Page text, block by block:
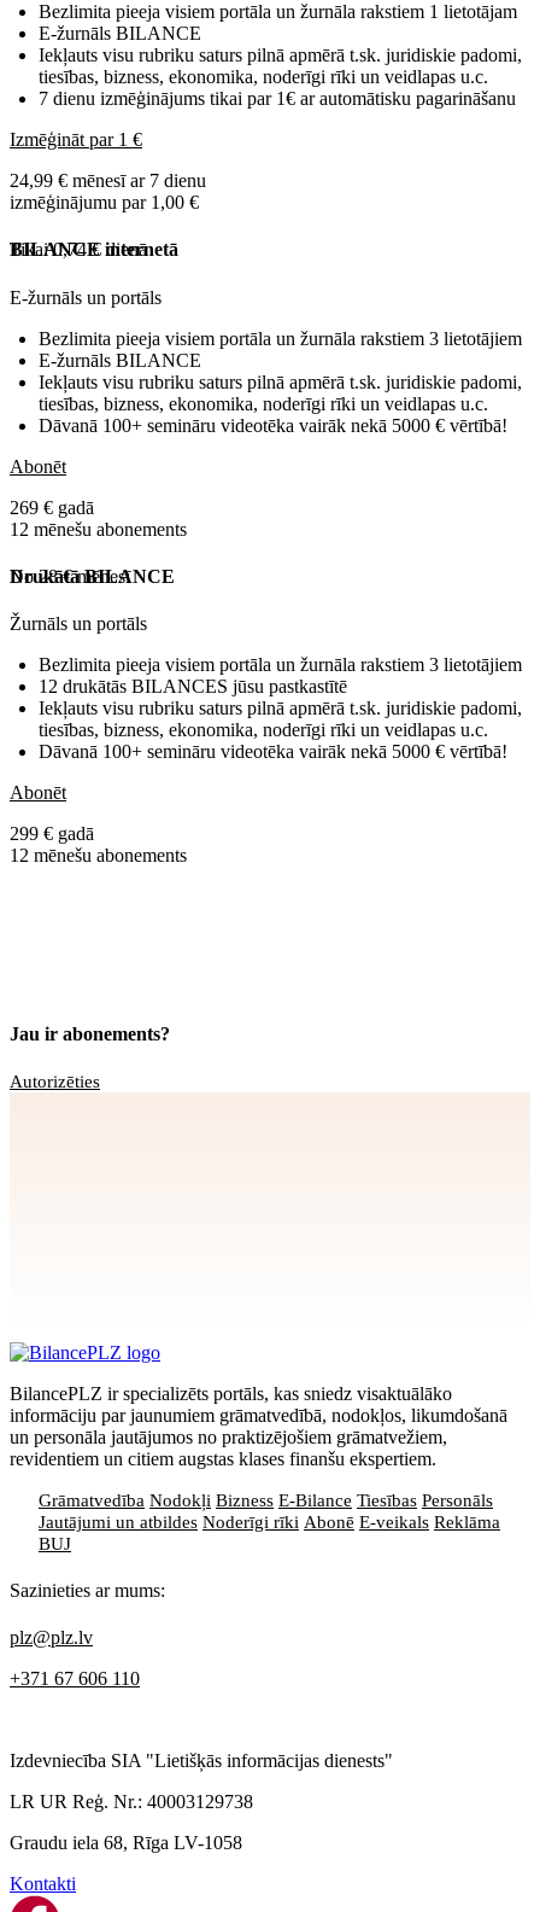
Bezlimita pieeja visiem portāla un žurnāla rakstiem 1 lietotājam
E-žurnāls BILANCE
Iekļauts visu rubriku saturs pilnā apmērā t.sk. juridiskie padomi,
tiesības, bizness, ekonomika, noderīgi rīki un veidlapas u.c.
7 dienu izmēģinājums tikai par 1€ ar automātisku pagarināšanu
Izmēģināt par 1 €
24,99 € mēnesī ar 7 dienu
izmēģinājumu par 1,00 €
Tikai 0,74 € dienā
BILANCE internetā
E-žurnāls un portāls
Bezlimita pieeja visiem portāla un žurnāla rakstiem 3 lietotājiem
E-žurnāls BILANCE
Iekļauts visu rubriku saturs pilnā apmērā t.sk. juridiskie padomi,
tiesības, bizness, ekonomika, noderīgi rīki un veidlapas u.c.
Dāvanā 100+ semināru videotēka vairāk nekā 5000 € vērtībā!
Abonēt
269 € gadā
12 mēnešu abonements
No 28 € mēnesī
Drukātā BILANCE
Žurnāls un portāls
Bezlimita pieeja visiem portāla un žurnāla rakstiem 3 lietotājiem
12 drukātās BILANCES jūsu pastkastītē
Iekļauts visu rubriku saturs pilnā apmērā t.sk. juridiskie padomi,
tiesības, bizness, ekonomika, noderīgi rīki un veidlapas u.c.
Dāvanā 100+ semināru videotēka vairāk nekā 5000 € vērtībā!
Abonēt
299 € gadā
12 mēnešu abonements
Jau ir abonements?
Autorizēties
BilancePLZ ir specializēts portāls, kas sniedz visaktuālāko
informāciju par jaunumiem grāmatvedībā, nodokļos, likumdošanā
un personāla jautājumos no praktizējošiem grāmatvežiem,
revidentiem un citiem augstas klases finanšu ekspertiem.
Grāmatvedība Nodokļi Bizness E-Bilance Tiesības Personāls
Jautājumi un atbildes Noderīgi rīki Abonē E-veikals Reklāma
BUJ
Sazinieties ar mums:
plz@plz.lv
+371 67 606 110
Izdevniecība SIA "Lietišķās informācijas dienests"
LR UR Reģ. Nr.: 40003129738
Graudu iela 68, Rīga LV-1058
Kontakti